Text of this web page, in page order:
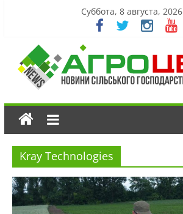
Суббота, 8 августа, 2026
Kray Technologies